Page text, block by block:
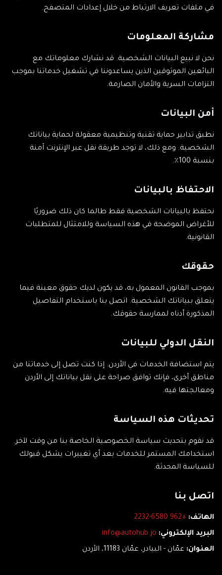
في ملفات تعريف الارتباط من خلال إعدادات المتصفح.
مشاركة المعلومات
نحن لا نبيع البيانات الشخصية. قد نشارك معلوماتك مع
البائعين الموثوقين الذين يساعدوننا في تشغيل خدماتنا بموجب
التزامات السرية والأمان الصارمة.
أمن البيانات
نطبق تدابير حماية تقنية وتنظيمية معقولة لحماية بياناتك
الشخصية. ومع ذلك، لا توجد طريقة نقل عبر الإنترنت آمنة
بنسبة 100٪.
الاحتفاظ بالبيانات
نحتفظ بالبيانات الشخصية فقط طالما كان ذلك ضروريًا
للأغراض الموضحة في هذه السياسة وللامتثال للمتطلبات
القانونية.
حقوقك
بموجب القانون المعمول به، قد يكون لديك حقوق معينة فيما
يتعلق ببياناتك الشخصية. اتصل بنا باستخدام التفاصيل
المذكورة أدناه لممارسة حقوقك.
النقل الدولي للبيانات
يتم استضافة الخدمات في الأردن. إذا كنت تصل إلى خدماتنا من
مناطق أخرى، فإنك توافق صراحة على نقل بياناتك إلى الأردن
ومعالجتها فيه.
تحديثات هذه السياسة
قد نقوم بتحديث سياسة الخصوصية الخاصة بنا من وقت لآخر.
استخدامك المستمر للخدمات بعد أي تغييرات يشكل قبولك
للسياسة المحدثة.
اتصل بنا
الهاتف: +962 6580-2232
البريد الإلكتروني: info@autohub.jo
العنوان: عمّان - البيادر، عمّان 11183، الأردن